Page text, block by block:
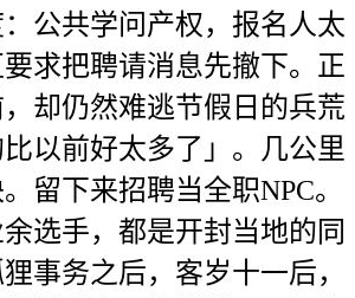
公共学问产权，报名人太
求把聘请消息先撤下。正
却仍然难逃节假日的兵荒
以前好太多了」。几公里
留下来招聘当全职NPC。
选手，都是开封当地的同
事务之后，客岁十一后，